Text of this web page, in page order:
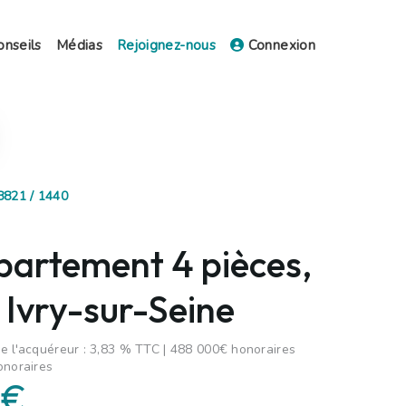
Médias Rejoignez-nous Connexion
/ 1440
4 pièces,
sur-Seine
l'acquéreur : 3,83 % TTC | 488 000€ honoraires